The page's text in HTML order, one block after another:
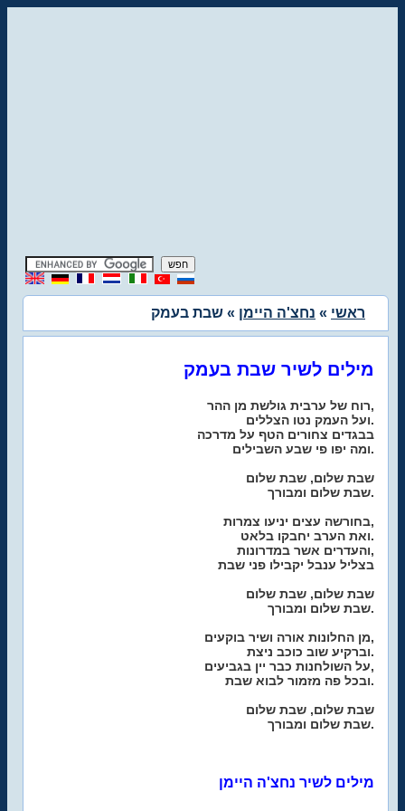
ראשי » נחצ'ה היימן » שבת בעמק
מילים לשיר שבת בעמק
רוח של ערבית גולשת מן ההר,
ועל העמק נטו הצללים.
בבגדים צחורים הטף על מדרכה
ומה יפו פי שבע השבילים.
שבת שלום, שבת שלום
שבת שלום ומבורך.
בחורשה עצים יניעו צמרות,
ואת הערב יחבקו בלאט.
והעדרים אשר במדרונות,
בצליל ענבל יקבילו פני שבת
שבת שלום, שבת שלום
שבת שלום ומבורך.
מן החלונות אורה ושיר בוקעים,
וברקיע שוב כוכב ניצת.
על השולחנות כבר יין בגביעים,
ובכל פה מזמור לבוא שבת.
שבת שלום, שבת שלום
שבת שלום ומבורך.
מילים לשיר נחצ'ה היימן